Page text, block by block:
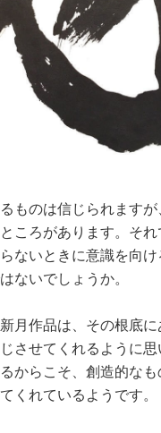
ものは信じられます
ころがあります。そ
ないときに意識を向
ないでしょうか。
月作品は、その根底に
させてくれるように思
からこそ、創造的なも
くれているようです。